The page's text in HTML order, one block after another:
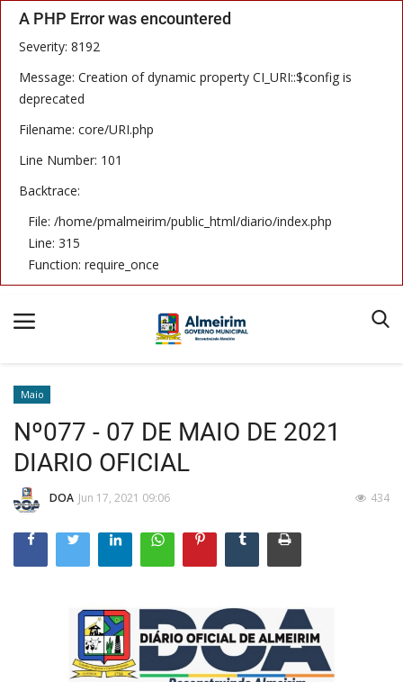
A PHP Error was encountered
Severity: 8192
Message: Creation of dynamic property CI_URI::$config is
deprecated
Filename: core/URI.php
Line Number: 101
Backtrace:
File: /home/pmalmeirim/public_html/diario/index.php
Line: 315
Function: require_once
Início
Termos & Condições
Publicações
Imprensa Oficial
Notícias
Equipe
Maio
Nº077 - 07 DE MAIO DE 2021
DIARIO OFICIAL
DOA Jun 17, 2021 09:06 434